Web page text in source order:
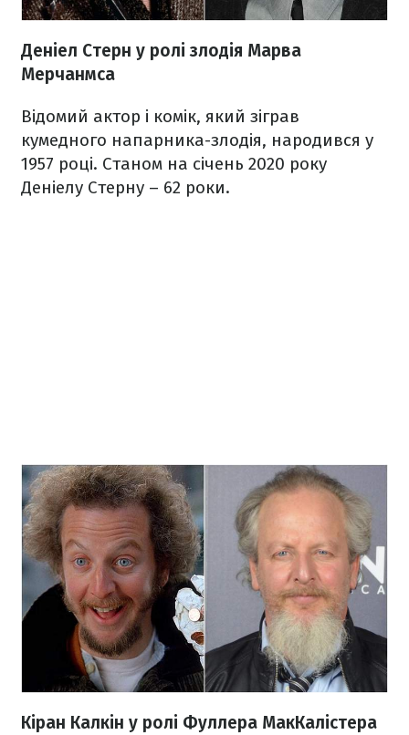
Деніел Стерн у ролі злодія Марва
Мерчанмса
Відомий актор і комік, який зіграв
кумедного напарника-злодія, народився у
1957 році. Станом на січень 2020 року
Деніелу Стерну – 62 роки.
Кіран Калкін у ролі Фуллера МакКалістера